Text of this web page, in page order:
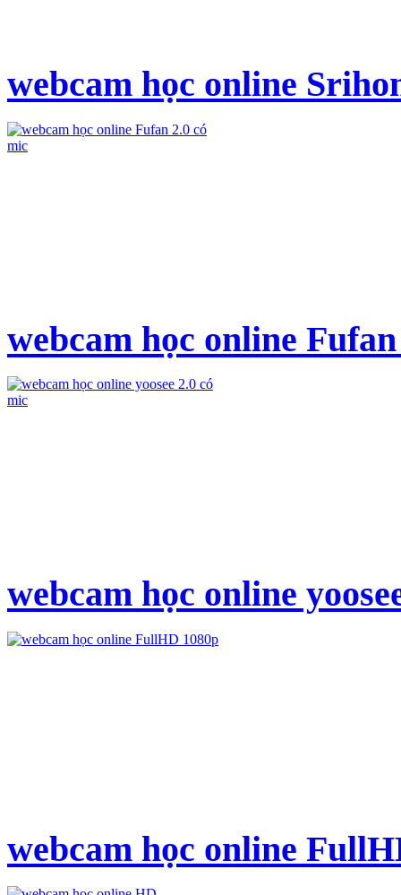
webcam học online
webcam học online
webcam học online
webcam học online